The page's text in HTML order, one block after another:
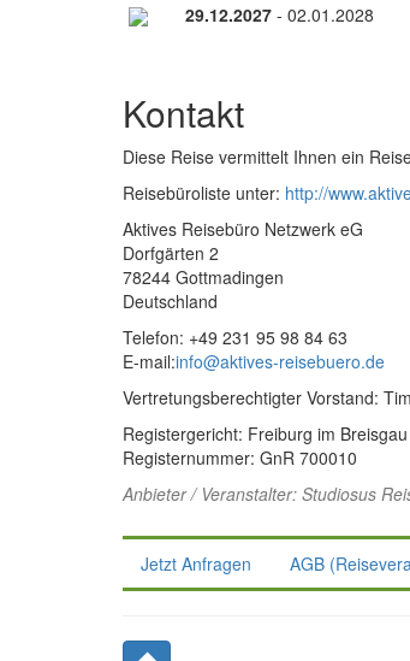
29.12.2027 - 02.01.2028
Kontakt
Diese Reise vermittelt Ihnen ein
Reisebüroliste unter: http://
Aktives Reisebüro Netzwerk eG
Dorfgärten 2
78244 Gottmadingen
Deutschland
Telefon: +49 231 95 98 84 63
E-mail:info@aktives-reisebuero.de
Vertretungsberechtigter Vorstand:
Registergericht: Freiburg im Breisgau
Registernummer: GnR 700010
Anbieter / Veranstalter: Studiosus
Jetzt Anfragen AGB